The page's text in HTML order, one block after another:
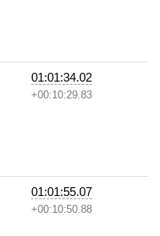
01:01:34.02
+00:10:29.83
01:01:55.07
+00:10:50.88